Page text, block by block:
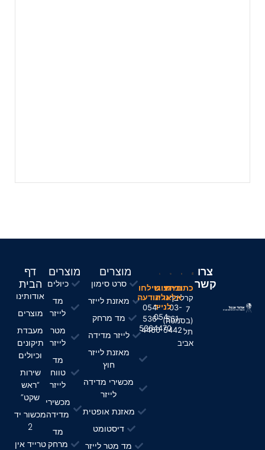
דף
הבית
אודותינו
מוצרים
מעבדת
תיקונים
וכיולים
שירות
“ראש
שקט”
מכשור יד
2
טרייד אין
מוצרים
כיולים
מד
לייזר
מטר
לייזר
מד
טווח
לייזר
מכשירי
מדידה
מד
מרחק
מוצרים
סרט סימון
מאזנת לייזר
מד מרחק
לייזר מדידה
מאזנת לייזר
חוץ
מכשירי מדידה
לייזר
מאזנת אופטית
דיסטומט
מד מטר לייזר
צרו
קשרכתובתינו
קרליבך
7
(בסמטה)
תל
אביב
חייגו
אלינו
03-
561-
5442
חייגו
אלינו
לנייד
054-
5364470
שילחו
הודעה
054-
536-
4460